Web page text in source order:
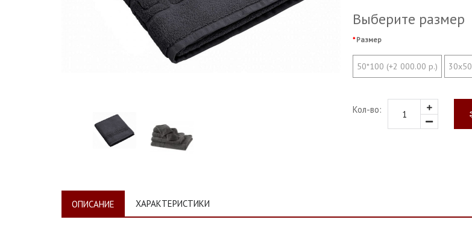
Выберите размер
Размер
50*100 (+2 000.00 р.) 30х50
Кол-во:
ОПИСАНИЕ ХАРАКТЕРИСТИКИ